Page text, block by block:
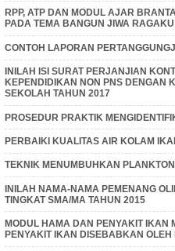
RPP, ATP DAN MODUL AJAR
PADA TEMA BANGUN JIWA
CONTOH LAPORAN
INILAH ISI SURAT PERJANJIAN
KEPENDIDIKAN NON PNS DENGAN
SEKOLAH TAHUN 2017
PROSEDUR PRAKTIK
PERBAIKI KUALITAS AIR KOLAM
TEKNIK MENUMBUHKAN
INILAH NAMA-NAMA PEMENANG
TINGKAT SMA/MA TAHUN 2015
MODUL HAMA DAN PENYAKIT IKAN
PENYAKIT IKAN DISEBABKAN OLEH